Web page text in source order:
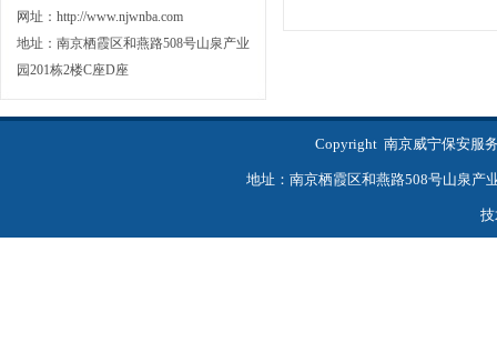
网址：http://www.njwnba.com
地址：南京栖霞区和燕路508号山泉产业
园201栋2楼C座D座
Copyright 南京威宁保安
地址：南京栖霞区和燕路508号山泉产